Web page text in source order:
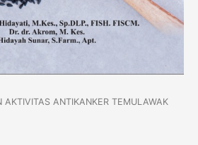
AKTIVITAS ANTIKANKER TEMULAWAK